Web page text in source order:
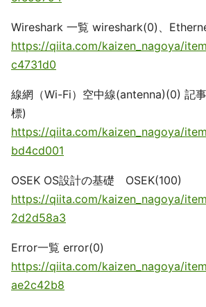
Wireshark 一覧 wireshark(0)、
https://qiita.com/kaizen_nagoya/
c4731d0
線網（Wi-Fi）空中線(antenna)(0) 記
標)
https://qiita.com/kaizen_nagoya/
bd4cd001
OSEK OS設計の基礎 OSEK(100)
https://qiita.com/kaizen_nagoya/
2d2d58a3
Error一覧 error(0)
https://qiita.com/kaizen_nagoya/
ae2c42b8